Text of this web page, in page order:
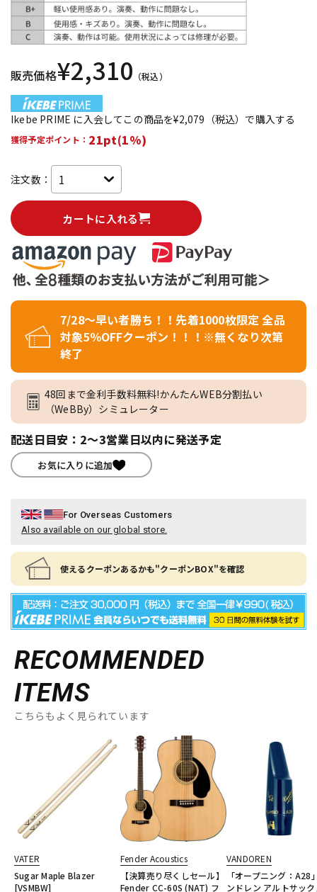
販売価格¥2,310 （税込）
Ikebe PRIME に入会してこの商品を¥2,079（税込）で購入する
獲得予定ポイント： 21pt(1%)
注文数：
カートに入れる
7/28～早い者勝ち！！先着1000枚限定 全品
対象5％OFFクーポン！！！※無くなり次第
終了
48回まで金利手数料無料!かんたんWEB分割払い
（WeBBy）シミュレーター
配送日目安：2～3営業日以内に発送予定
お気に入りに追加
For Overseas Customers
Also available on our global store.
使えるクーポンあるかも"クーポンBOX"を確認
RECOMMENDED
ITEMS
こちらもよく見られています
VATER
Sugar Maple Blazer
[VSMBW]
Fender Acoustics
【決算売り尽くしセール】
Fender CC-60S (NAT) フ
VANDOREN
「オープニング：A28
ンドレン アルトサッ